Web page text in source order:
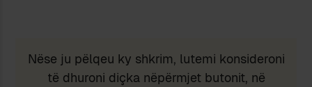
Nëse ju pëlqeu ky shkrim, lutemi konsideroni
të dhuroni diçka nëpërmjet butonit, në